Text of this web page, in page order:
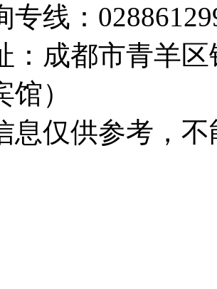
专线：
：成都市青羊
）
息仅供参考，